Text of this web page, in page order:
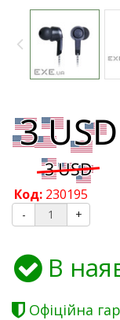
Код: 230195
- +
В
Офіційна